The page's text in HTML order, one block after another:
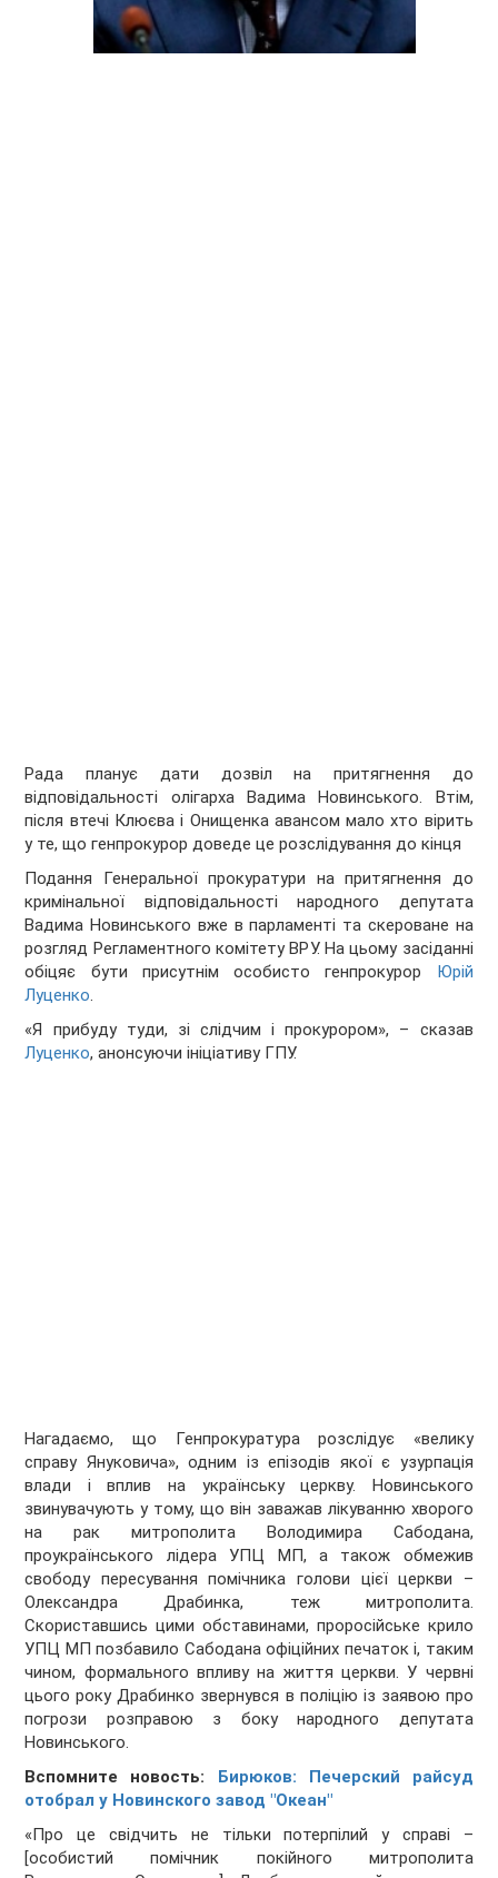
Рада планує дати дозвіл на притягнення до
відповідальності олігарха Вадима Новинського. Втім,
після втечі Клюєва і Онищенка авансом мало хто вірить
у те, що генпрокурор доведе це розслідування до кінця
Подання Генеральної прокуратури на притягнення до
кримінальної відповідальності народного депутата
Вадима Новинського вже в парламенті та скероване на
розгляд Регламентного комітету ВРУ. На цьому засіданні
обіцяє бути присутнім особисто генпрокурор Юрій
Луценко.
«Я прибуду туди, зі слідчим і прокурором», – сказав
Луценко, анонсуючи ініціативу ГПУ.
Нагадаємо, що Генпрокуратура розслідує «велику
справу Януковича», одним із епізодів якої є узурпація
влади і вплив на українську церкву. Новинського
звинувачують у тому, що він заважав лікуванню хворого
на рак митрополита Володимира Сабодана,
проукраїнського лідера УПЦ МП, а також обмежив
свободу пересування помічника голови цієї церкви –
Олександра Драбинка, теж митрополита.
Скориставшись цими обставинами, проросійське крило
УПЦ МП позбавило Сабодана офіційних печаток і, таким
чином, формального впливу на життя церкви. У червні
цього року Драбинко звернувся в поліцію із заявою про
погрози розправою з боку народного депутата
Новинського.
Вспомните новость: Бирюков: Печерский райсуд
отобрал у Новинского завод "Океан"
«Про це свідчить не тільки потерпілий у справі –
[особистий помічник покійного митрополита